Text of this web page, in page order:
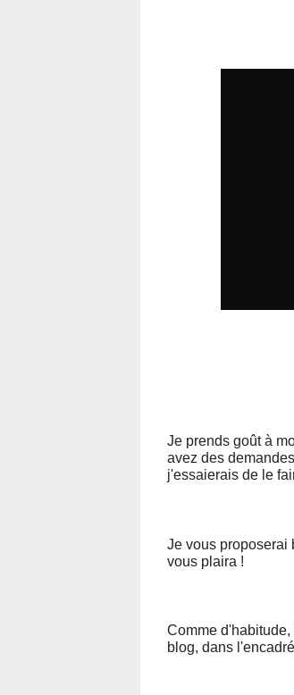
Je prends goût à
avez des
j'essaierais de le
Je vous proposerai
vous plaira !
Comme
blog, dans